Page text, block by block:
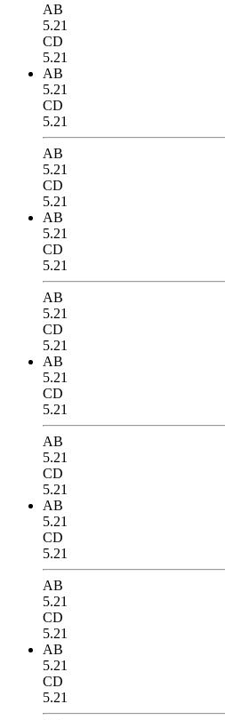
AB
5.21
CD
5.21
AB
5.21
CD
5.21
AB
5.21
CD
5.21
AB
5.21
CD
5.21
AB
5.21
CD
5.21
AB
5.21
CD
5.21
AB
5.21
CD
5.21
AB
5.21
CD
5.21
AB
5.21
CD
5.21
AB
5.21
CD
5.21